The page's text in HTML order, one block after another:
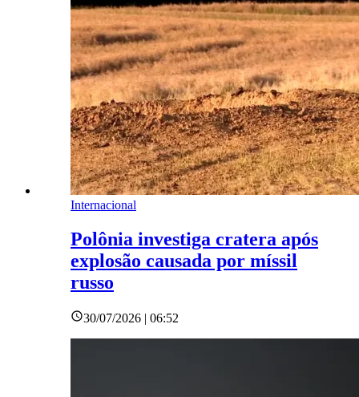
Internacional
Polônia investiga cratera após
explosão causada por míssil
russo
30/07/2026 | 06:52